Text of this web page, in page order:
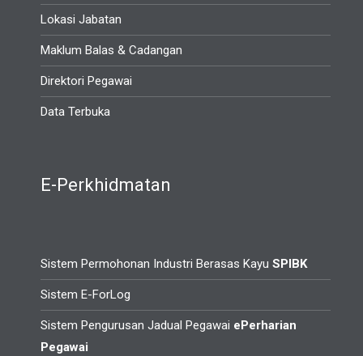
Lokasi Jabatan
Maklum Balas & Cadangan
Direktori Pegawai
Data Terbuka
E-Perkhidmatan
Sistem Permohonan Industri Berasas Kayu SPIBK
Sistem E-ForLog
Sistem Pengurusan Jadual Pegawai ePerharian
Pegawai